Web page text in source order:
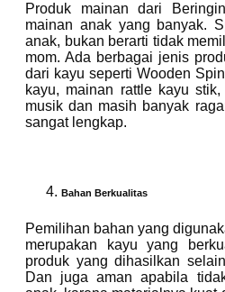
Produk mainan dari
mainan anak yang banyak.
anak, bukan berarti tidak
mom. Ada berbagai jenis
dari kayu seperti Wooden
kayu, mainan rattle kayu
musik dan masih banyak
sangat lengkap.
Bahan Berkualitas
Pemilihan bahan yang
merupakan kayu yang
produk yang dihasilkan
Dan juga aman apabila